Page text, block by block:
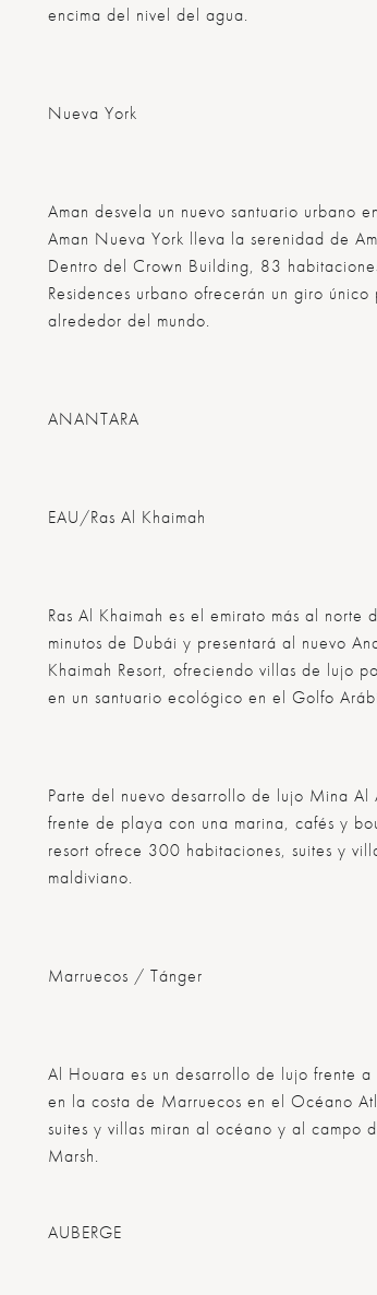
encima del nivel del agua.
Nueva York
Aman desvela un nuevo santuario urbano
Aman Nueva York lleva la serenidad de
Dentro del Crown Building, 83
Residences urbano ofrecerán un giro
alrededor del mundo.
ANANTARA
EAU/Ras Al Khaimah
Ras Al Khaimah es el emirato más al
minutos de Dubái y presentará al nuevo
Khaimah Resort, ofreciendo villas de lujo
en un santuario ecológico en el Golfo
Parte del nuevo desarrollo de lujo Mina
frente de playa con una marina, cafés y
resort ofrece 300 habitaciones, suites y
maldiviano.
Marruecos / Tánger
Al Houara es un desarrollo de lujo frente
en la costa de Marruecos en el Océano
suites y villas miran al océano y al campo
Marsh.
AUBERGE